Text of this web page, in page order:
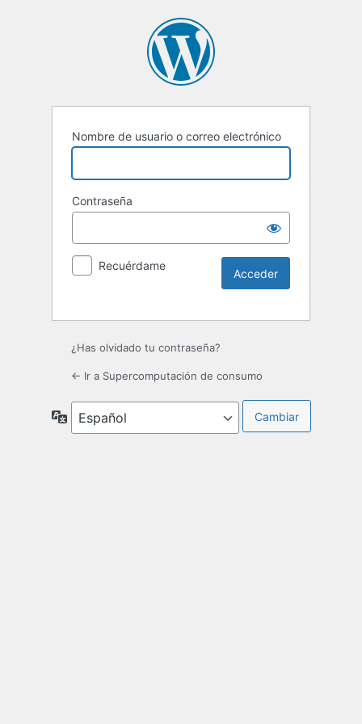
Nombre de usuario o correo electrónico
Contraseña
Recuérdame
¿Has olvidado tu contraseña?
← Ir a Supercomputación de consumo
Idioma